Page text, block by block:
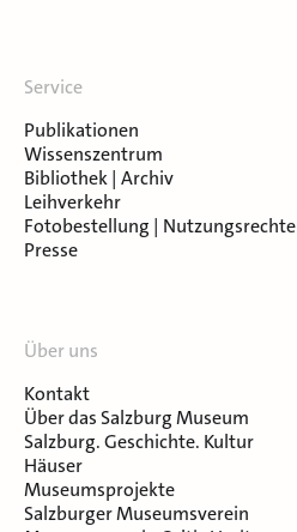
Service
Publikationen
Wissenszentrum
Bibliothek | Archiv
Leihverkehr
Fotobestellung | Nutzungsrechte
Presse
Über uns
Kontakt
Über das Salzburg Museum
Salzburg. Geschichte. Kultur
Häuser
Museumsprojekte
Salzburger Museumsverein